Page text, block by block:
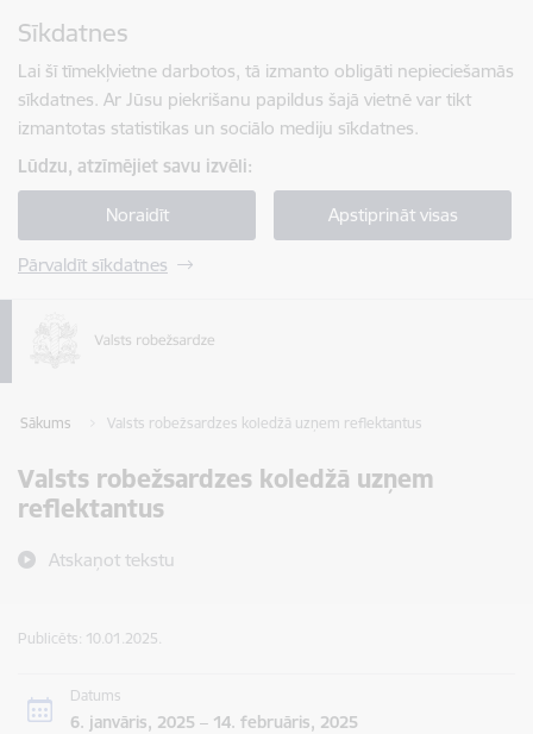
Sīkdatnes
Lai šī tīmekļvietne darbotos, tā izmanto obligāti nepieciešamās
sīkdatnes. Ar Jūsu piekrišanu papildus šajā vietnē var tikt
izmantotas statistikas un sociālo mediju sīkdatnes.
Lūdzu, atzīmējiet savu izvēli:
Noraidīt Apstiprināt visas
Pārvaldīt sīkdatnes
Sākums Valsts robežsardzes koledžā uzņem reflektantus
Valsts robežsardzes koledžā uzņem
reflektantus
Atskaņot tekstu
Publicēts: 10.01.2025.
Datums
6. janvāris, 2025 – 14. februāris, 2025